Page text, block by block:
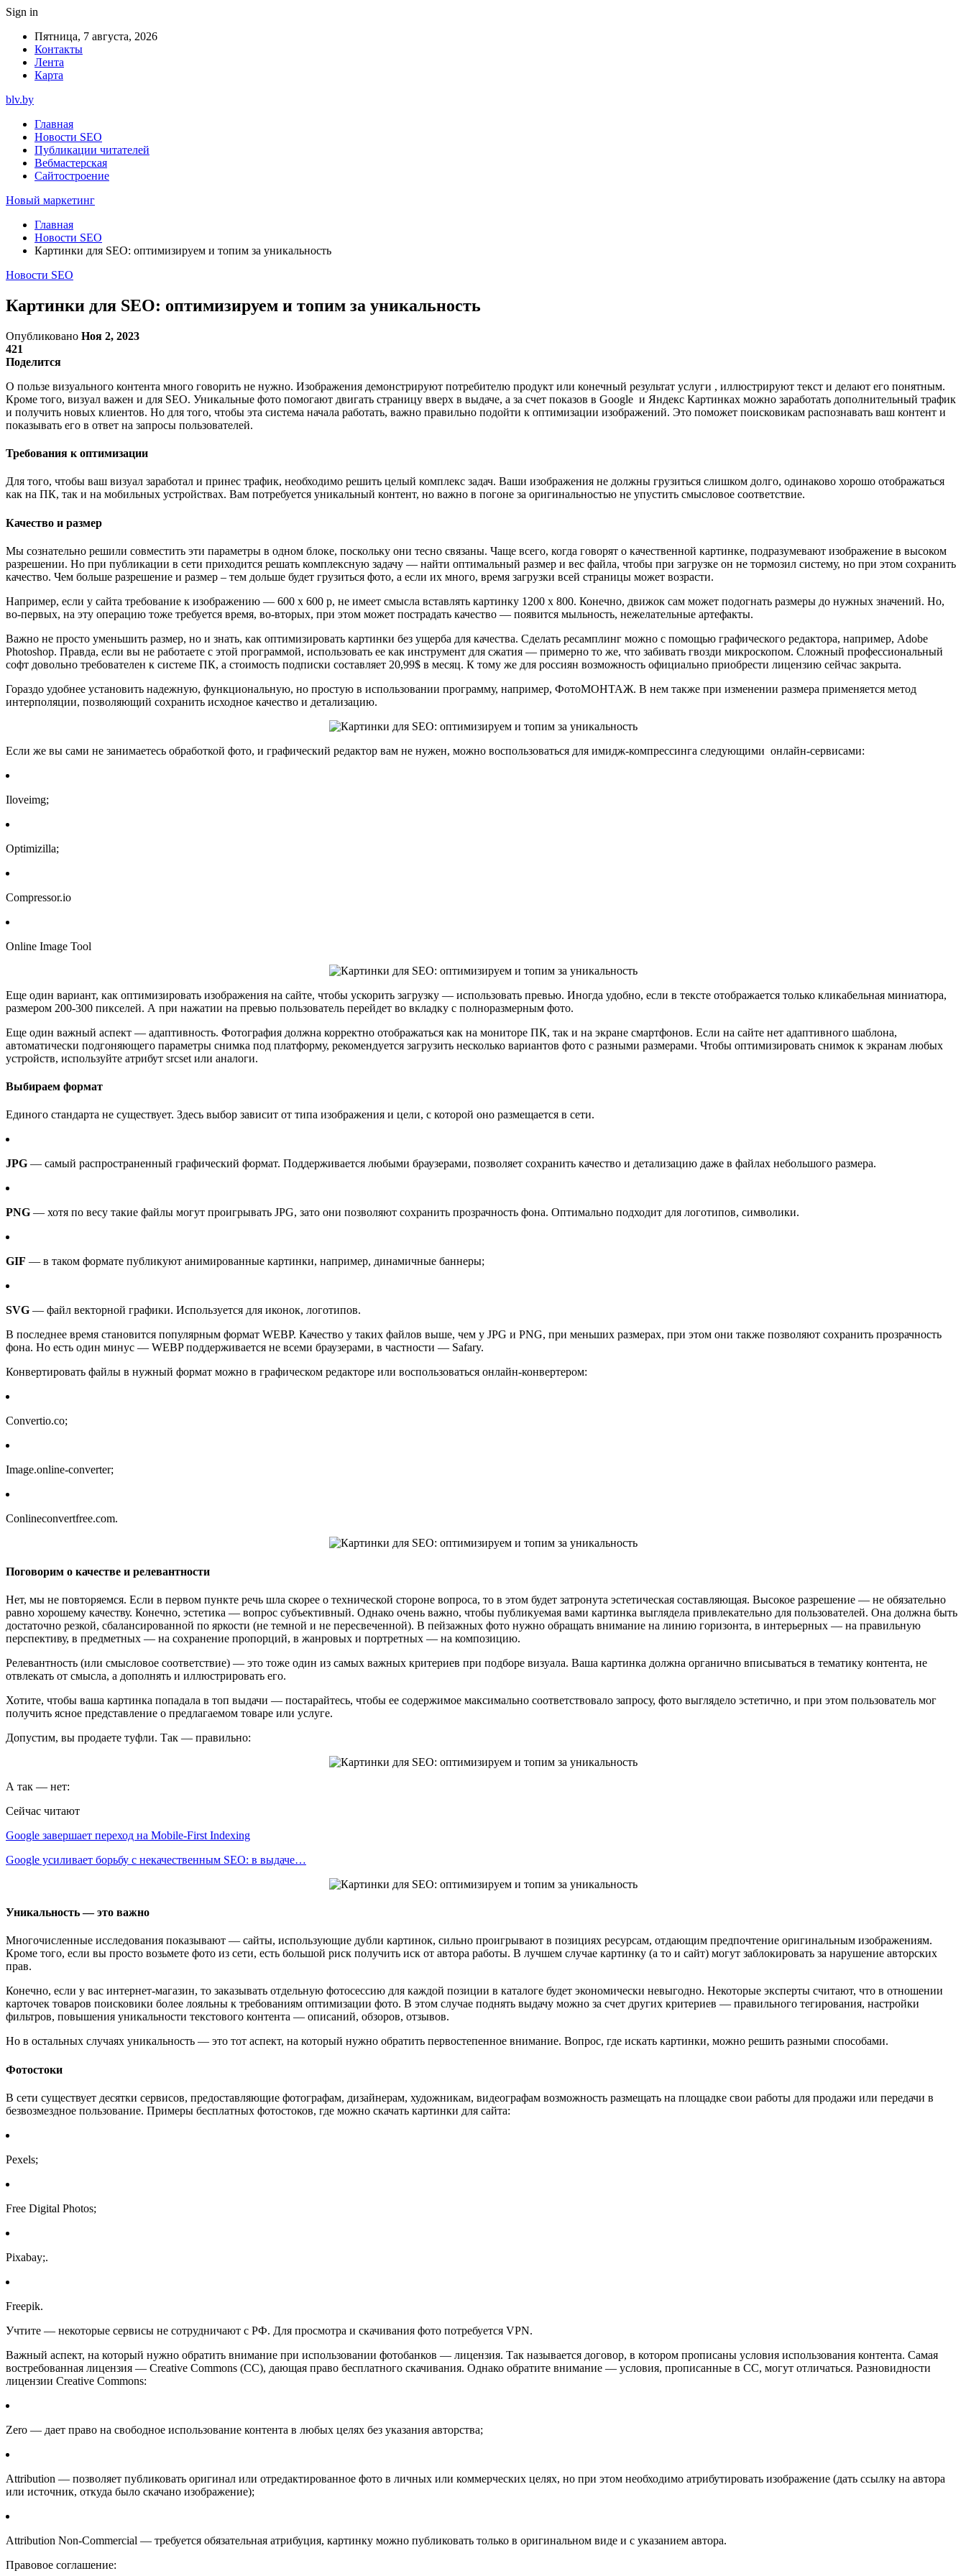
Sign in
Пятница, 7 августа, 2026
Контакты
Лента
Карта
blv.by
Главная
Новости SEO
Публикации читателей
Вебмастерская
Сайтостроение
Новый маркетинг
Главная
Новости SEO
Картинки для SEO: оптимизируем и топим за уникальность
Новости SEO
Картинки для SEO: оптимизируем и топим за уникальность
Опубликовано Ноя 2, 2023
421
Поделится
О пользе визуального контента много говорить не нужно. Изображения демонстрируют потребителю продукт или конечный результат услуги , иллюстрируют текст и делают его понятным.
Кроме того, визуал важен и для SEO. Уникальные фото помогают двигать страницу вверх в выдаче, а за счет показов в Google и Яндекс Картинках можно заработать дополнительный трафик
и получить новых клиентов. Но для того, чтобы эта система начала работать, важно правильно подойти к оптимизации изображений. Это поможет поисковикам распознавать ваш контент и
показывать его в ответ на запросы пользователей.
Требования к оптимизации
Для того, чтобы ваш визуал заработал и принес трафик, необходимо решить целый комплекс задач. Ваши изображения не должны грузиться слишком долго, одинаково хорошо отображаться
как на ПК, так и на мобильных устройствах. Вам потребуется уникальный контент, но важно в погоне за оригинальностью не упустить смысловое соответствие.
Качество и размер
Мы сознательно решили совместить эти параметры в одном блоке, поскольку они тесно связаны. Чаще всего, когда говорят о качественной картинке, подразумевают изображение в высоком
разрешении. Но при публикации в сети приходится решать комплексную задачу — найти оптимальный размер и вес файла, чтобы при загрузке он не тормозил систему, но при этом сохранить
качество. Чем больше разрешение и размер – тем дольше будет грузиться фото, а если их много, время загрузки всей страницы может возрасти.
Например, если у сайта требование к изображению — 600 х 600 p, не имеет смысла вставлять картинку 1200 х 800. Конечно, движок сам может подогнать размеры до нужных значений. Но,
во-первых, на эту операцию тоже требуется время, во-вторых, при этом может пострадать качество — появится мыльность, нежелательные артефакты.
Важно не просто уменьшить размер, но и знать, как оптимизировать картинки без ущерба для качества. Сделать ресамплинг можно с помощью графического редактора, например, Adobe
Photoshop. Правда, если вы не работаете с этой программой, использовать ее как инструмент для сжатия — примерно то же, что забивать гвозди микроскопом. Сложный профессиональный
софт довольно требователен к системе ПК, а стоимость подписки составляет 20,99$ в месяц. К тому же для россиян возможность официально приобрести лицензию сейчас закрыта.
Гораздо удобнее установить надежную, функциональную, но простую в использовании программу, например, ФотоМОНТАЖ. В нем также при изменении размера применяется метод
интерполяции, позволяющий сохранить исходное качество и детализацию.
Если же вы сами не занимаетесь обработкой фото, и графический редактор вам не нужен, можно воспользоваться для имидж-компрессинга следующими онлайн-сервисами:
Iloveimg;
Optimizilla;
Compressor.io
Online Image Tool
Еще один вариант, как оптимизировать изображения на сайте, чтобы ускорить загрузку — использовать превью. Иногда удобно, если в тексте отображается только кликабельная миниатюра,
размером 200-300 пикселей. А при нажатии на превью пользователь перейдет во вкладку с полноразмерным фото.
Еще один важный аспект — адаптивность. Фотография должна корректно отображаться как на мониторе ПК, так и на экране смартфонов. Если на сайте нет адаптивного шаблона,
автоматически подгоняющего параметры снимка под платформу, рекомендуется загрузить несколько вариантов фото с разными размерами. Чтобы оптимизировать снимок к экранам любых
устройств, используйте атрибут srcset или аналоги.
Выбираем формат
Единого стандарта не существует. Здесь выбор зависит от типа изображения и цели, с которой оно размещается в сети.
JPG — самый распространенный графический формат. Поддерживается любыми браузерами, позволяет сохранить качество и детализацию даже в файлах небольшого размера.
PNG — хотя по весу такие файлы могут проигрывать JPG, зато они позволяют сохранить прозрачность фона. Оптимально подходит для логотипов, символики.
GIF — в таком формате публикуют анимированные картинки, например, динамичные баннеры;
SVG — файл векторной графики. Используется для иконок, логотипов.
В последнее время становится популярным формат WEBP. Качество у таких файлов выше, чем у JPG и PNG, при меньших размерах, при этом они также позволяют сохранить прозрачность
фона. Но есть один минус — WEBP поддерживается не всеми браузерами, в частности — Safary.
Конвертировать файлы в нужный формат можно в графическом редакторе или воспользоваться онлайн-конвертером:
Convertio.co;
Image.online-converter;
Conlineconvertfree.com.
Поговорим о качестве и релевантности
Нет, мы не повторяемся. Если в первом пункте речь шла скорее о технической стороне вопроса, то в этом будет затронута эстетическая составляющая. Высокое разрешение — не обязательно
равно хорошему качеству. Конечно, эстетика — вопрос субъективный. Однако очень важно, чтобы публикуемая вами картинка выглядела привлекательно для пользователей. Она должна быть
достаточно резкой, сбалансированной по яркости (не темной и не пересвеченной). В пейзажных фото нужно обращать внимание на линию горизонта, в интерьерных — на правильную
перспективу, в предметных — на сохранение пропорций, в жанровых и портретных — на композицию.
Релевантность (или смысловое соответствие) — это тоже один из самых важных критериев при подборе визуала. Ваша картинка должна органично вписываться в тематику контента, не
отвлекать от смысла, а дополнять и иллюстрировать его.
Хотите, чтобы ваша картинка попадала в топ выдачи — постарайтесь, чтобы ее содержимое максимально соответствовало запросу, фото выглядело эстетично, и при этом пользователь мог
получить ясное представление о предлагаемом товаре или услуге.
Допустим, вы продаете туфли. Так — правильно:
А так — нет:
Сейчас читают
Google завершает переход на Mobile-First Indexing
Google усиливает борьбу с некачественным SEO: в выдаче…
Уникальность — это важно
Многочисленные исследования показывают — сайты, использующие дубли картинок, сильно проигрывают в позициях ресурсам, отдающим предпочтение оригинальным изображениям.
Кроме того, если вы просто возьмете фото из сети, есть большой риск получить иск от автора работы. В лучшем случае картинку (а то и сайт) могут заблокировать за нарушение авторских
прав.
Конечно, если у вас интернет-магазин, то заказывать отдельную фотосессию для каждой позиции в каталоге будет экономически невыгодно. Некоторые эксперты считают, что в отношении
карточек товаров поисковики более лояльны к требованиям оптимизации фото. В этом случае поднять выдачу можно за счет других критериев — правильного тегирования, настройки
фильтров, повышения уникальности текстового контента — описаний, обзоров, отзывов.
Но в остальных случаях уникальность — это тот аспект, на который нужно обратить первостепенное внимание. Вопрос, где искать картинки, можно решить разными способами.
Фотостоки
В сети существует десятки сервисов, предоставляющие фотографам, дизайнерам, художникам, видеографам возможность размещать на площадке свои работы для продажи или передачи в
безвозмездное пользование. Примеры бесплатных фотостоков, где можно скачать картинки для сайта:
Pexels;
Free Digital Photos;
Pixabay;.
Freepik.
Учтите — некоторые сервисы не сотрудничают с РФ. Для просмотра и скачивания фото потребуется VPN.
Важный аспект, на который нужно обратить внимание при использовании фотобанков — лицензия. Так называется договор, в котором прописаны условия использования контента. Самая
востребованная лицензия — Creative Commons (СС), дающая право бесплатного скачивания. Однако обратите внимание — условия, прописанные в СС, могут отличаться. Разновидности
лицензии Creative Commons:
Zero — дает право на свободное использование контента в любых целях без указания авторства;
Attribution — позволяет публиковать оригинал или отредактированное фото в личных или коммерческих целях, но при этом необходимо атрибутировать изображение (дать ссылку на автора
или источник, откуда было скачано изображение);
Attribution Non-Commercial — требуется обязательная атрибуция, картинку можно публиковать только в оригинальном виде и с указанием автора.
Правовое соглашение: